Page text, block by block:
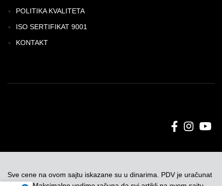
POLITIKA KVALITETA
ISO SERTIFIKAT 9001
KONTAKT
Sve cene na ovom sajtu iskazane su u dinarima. PDV je uračunat